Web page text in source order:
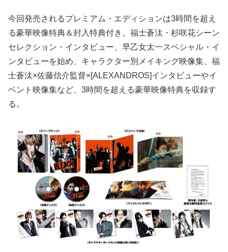
今回発売されるプレミアム・エディションは3時間を超え
る豪華映像特典＆封入特典付き。福士蒼汰・杉咲花シーン
セレクション・インタビュー、早乙女太一スペシャル・イ
ンタビューを始め、キャラクター別メイキング映像集、福
士蒼汰×佐藤信介監督×[ALEXANDROS]インタビューやイ
ベント映像集など、3時間を超える豪華映像特典を収録す
る。